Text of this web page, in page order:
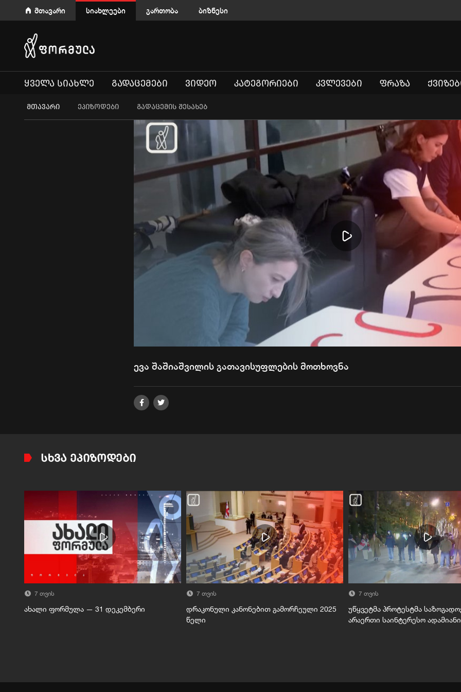
მთავარი სიახლეები გართობა ბიზნესი
ᲧᲕᲔᲚᲐ ᲡᲘᲐᲮᲚᲔ ᲒᲐᲓᲐᲪᲔᲛᲔᲑᲘ ᲕᲘᲓᲔᲝ ᲙᲐᲢᲔᲒᲝᲠᲘᲔᲑᲘ ᲙᲕᲚᲔᲕᲔᲑᲘ ᲤᲠᲐᲖᲐ
ᲛᲗᲐᲕᲐᲠᲘ ეპიზოდები გადაცემის შესახებ
Play
ევა შაშიაშვილის გათავისუფლების მოთხოვნა
ᲡᲮᲕᲐ ᲔᲞᲘᲖᲝᲓᲔᲑᲘ
7 თვის
ახალი ფორმულა — 31 დეკემბერი
7 თვის
დრაკონული კანონებით გამორჩეული 2025
წელი
7 თვის
უწყვეტმა პროტესტმა
არაერთი საინტერესო